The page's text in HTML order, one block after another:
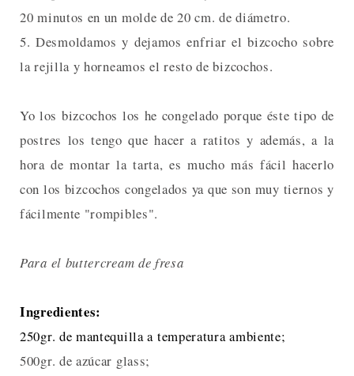
20 minutos en un molde de 20 cm. de diámetro.
5. Desmoldamos y dejamos enfriar el bizcocho sobre
la rejilla y horneamos el resto de bizcochos.
Yo los bizcochos los he congelado porque éste tipo de
postres los tengo que hacer a ratitos y además, a la
hora de montar la tarta, es mucho más fácil hacerlo
con los bizcochos congelados ya que son muy tiernos y
fácilmente "rompibles".
Para el buttercream de fresa
Ingredientes:
250gr. de mantequilla a temperatura ambiente;
500gr. de azúcar glass;